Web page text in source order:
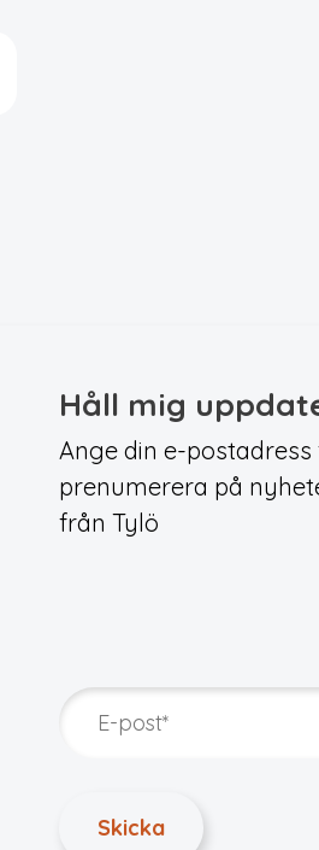
Håll mig
Ange din e-
prenumerera på
från Tylö